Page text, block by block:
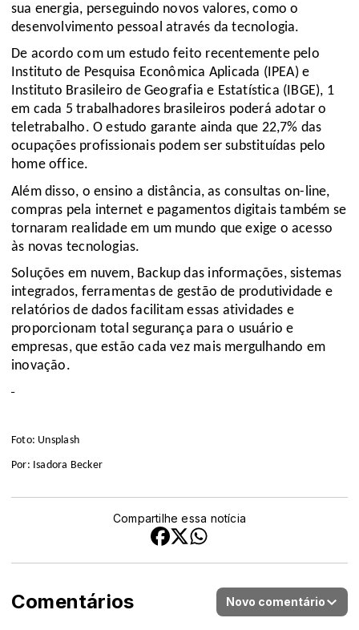
sua energia, perseguindo novos valores, como o
desenvolvimento pessoal através da tecnologia.
De acordo com um estudo feito recentemente pelo
Instituto de Pesquisa Econômica Aplicada (IPEA) e
Instituto Brasileiro de Geografia e Estatística (IBGE), 1
em cada 5 trabalhadores brasileiros poderá adotar o
teletrabalho. O estudo garante ainda que 22,7% das
ocupações profissionais podem ser substituídas pelo
home office.
Além disso, o ensino a distância, as consultas on-line,
compras pela internet e pagamentos digitais também se
tornaram realidade em um mundo que exige o acesso
às novas tecnologias.
Soluções em nuvem, Backup das informações, sistemas
integrados, ferramentas de gestão de produtividade e
relatórios de dados facilitam essas atividades e
proporcionam total segurança para o usuário e
empresas, que estão cada vez mais mergulhando em
inovação.
Foto: Unsplash
Por: Isadora Becker
Compartilhe essa notícia
Comentários Novo comentário